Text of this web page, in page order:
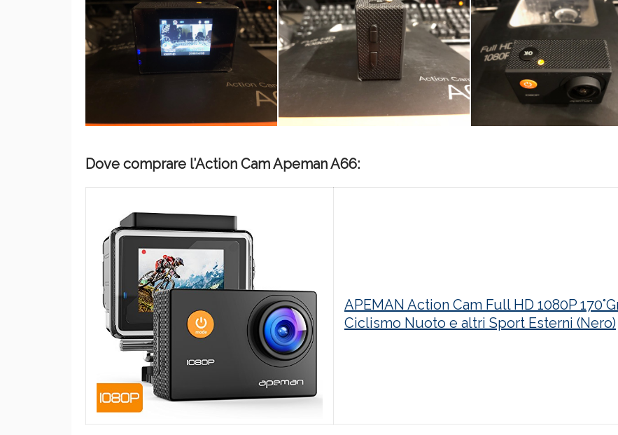
Dove comprare l’Action Cam Apeman A66:
APEMAN Action Cam Full HD 1080P
Ciclismo Nuoto e altri Sport Esterni (Nero)